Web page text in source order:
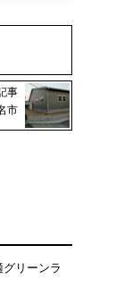
事
市
リーンラ